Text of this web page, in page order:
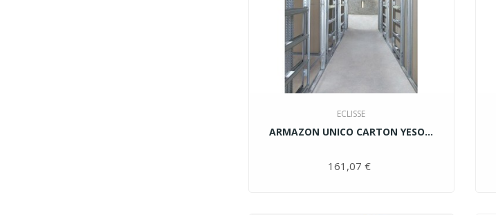
ECLISSE
ARMAZON UNICO CARTON YESO...
161,07 €